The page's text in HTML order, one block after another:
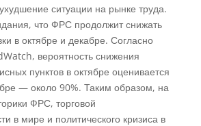
ситуации на рынке труда.
что ФРС продолжит снижать
в октябре и декабре. Согласно
вероятность снижения
пунктов в октябре оценивается
— около 90%. Таким образом, на
ФРС, торговой
в мире и политического кризиса в